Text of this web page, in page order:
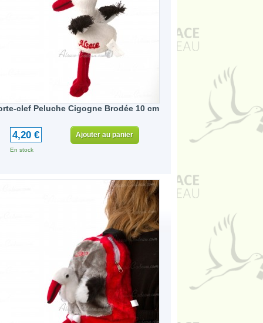
clef Peluche Cigogne Brodée 10 cm
4,20 €
En stock
Ajouter au panier